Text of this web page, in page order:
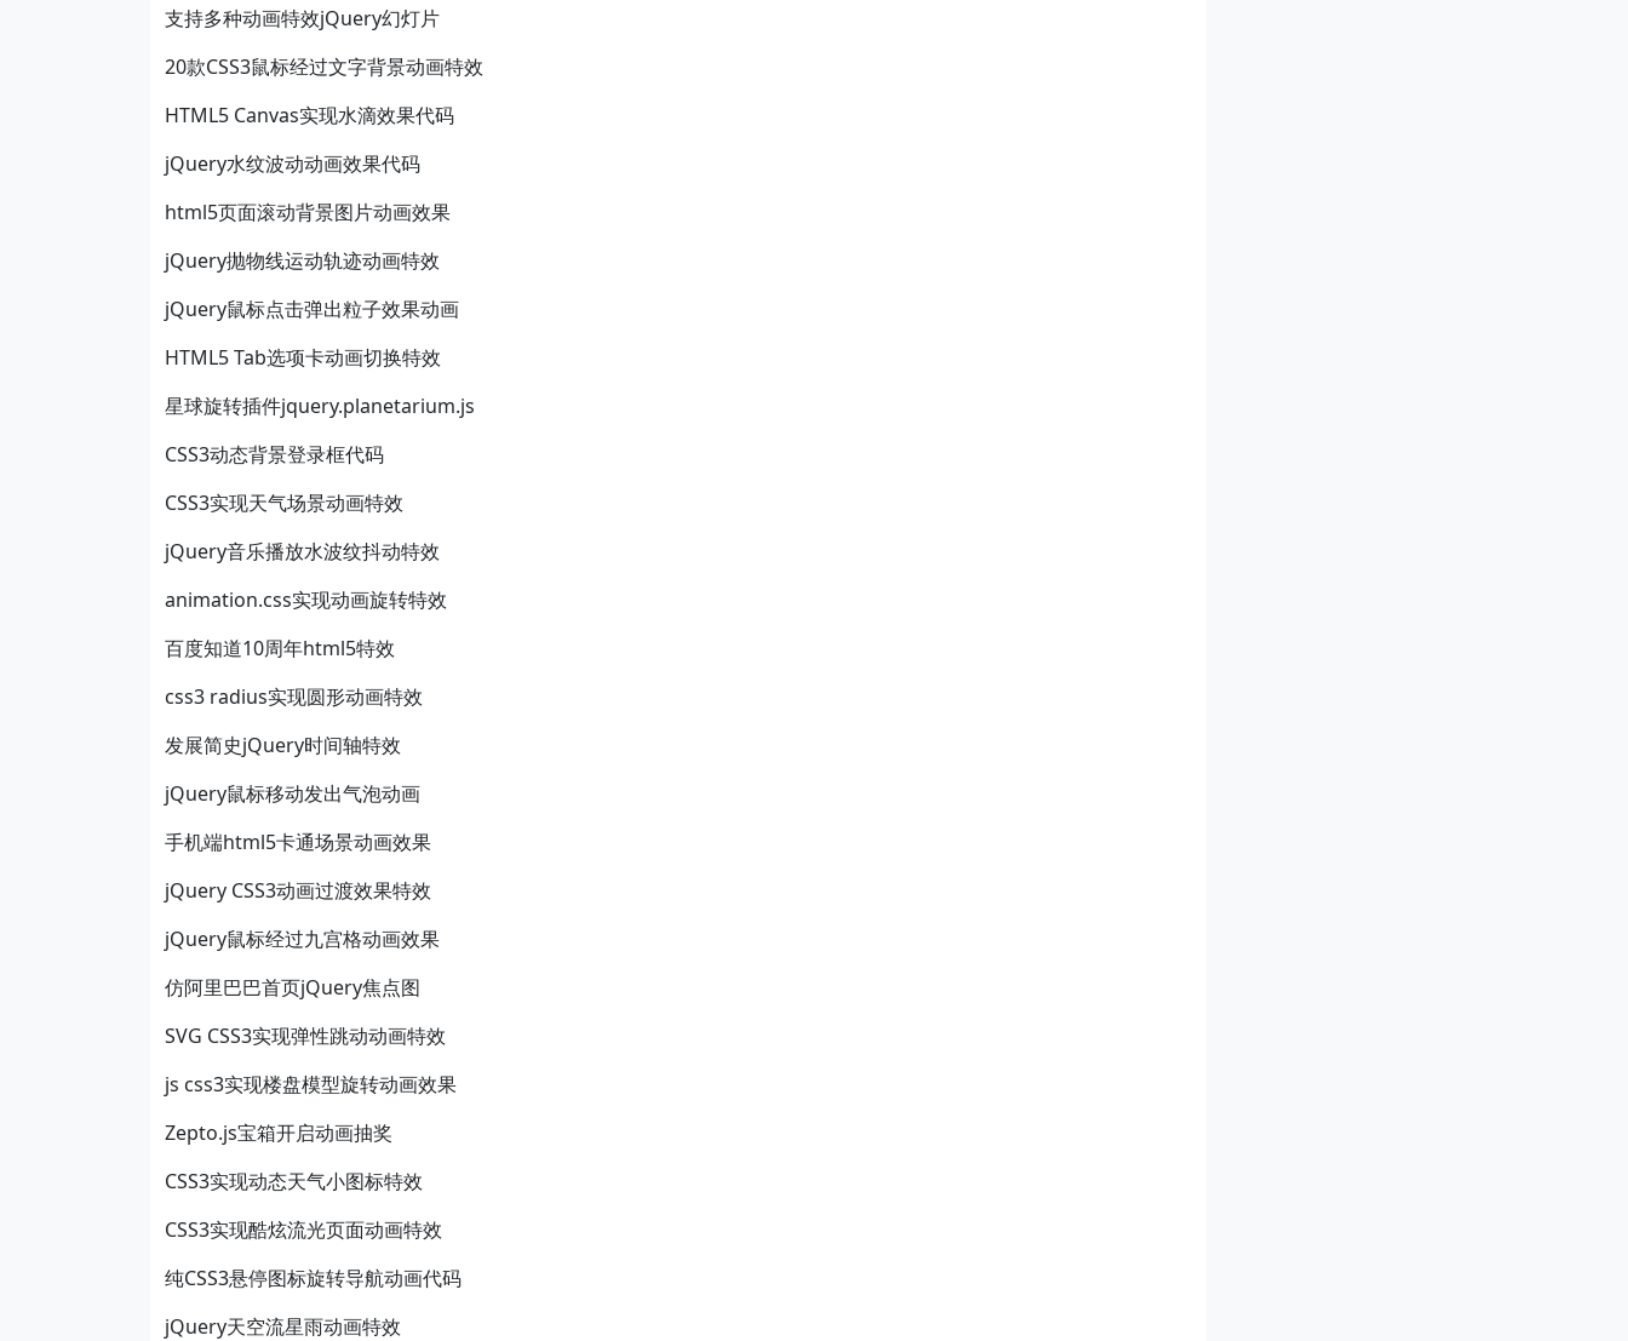
支持多种动画特效jQuery幻灯片
20款CSS3鼠标经过文字背景动画特效
HTML5 Canvas实现水滴效果代码
jQuery水纹波动动画效果代码
html5页面滚动背景图片动画效果
jQuery抛物线运动轨迹动画特效
jQuery鼠标点击弹出粒子效果动画
HTML5 Tab选项卡动画切换特效
星球旋转插件jquery.planetarium.js
CSS3动态背景登录框代码
CSS3实现天气场景动画特效
jQuery音乐播放水波纹抖动特效
animation.css实现动画旋转特效
百度知道10周年html5特效
css3 radius实现圆形动画特效
发展简史jQuery时间轴特效
jQuery鼠标移动发出气泡动画
手机端html5卡通场景动画效果
jQuery CSS3动画过渡效果特效
jQuery鼠标经过九宫格动画效果
仿阿里巴巴首页jQuery焦点图
SVG CSS3实现弹性跳动动画特效
js css3实现楼盘模型旋转动画效果
Zepto.js宝箱开启动画抽奖
CSS3实现动态天气小图标特效
CSS3实现酷炫流光页面动画特效
纯CSS3悬停图标旋转导航动画代码
jQuery天空流星雨动画特效